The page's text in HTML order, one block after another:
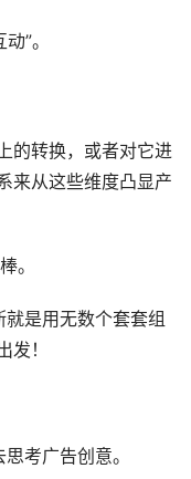
”。
的转换，或者对它进
来从这些维度凸显产
。
是用无数个套套组
发！
考广告创意。